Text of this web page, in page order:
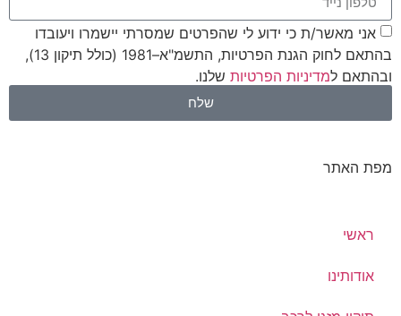
אני מאשר/ת כי ידוע לי שהפרטים שמסרתי יישמרו ויעובדו
בהתאם לחוק הגנת הפרטיות, התשמ"א–1981 (כולל תיקון 13),
ובהתאם ל מדיניות הפרטיותשלנו.
שלח
מפת האתר
ראשי
אודותינו